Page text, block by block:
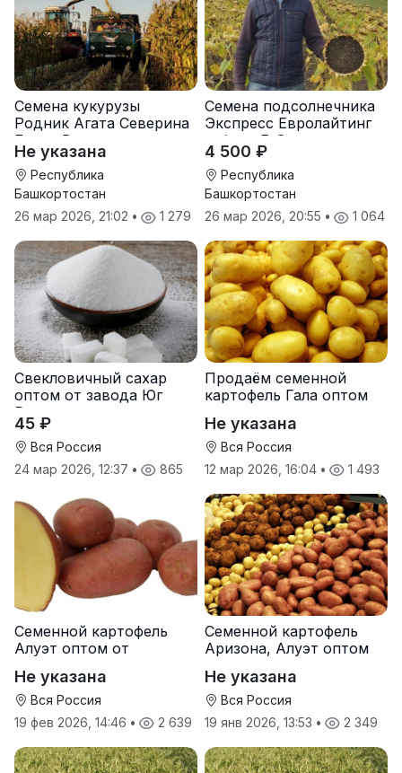
Семена кукурузы
Родник Агата Северина
Берта Вилора
Прохладненский Дарина
Росс Машук Катерина
Не указана
Республика
Башкортостан
26 мар 2026, 21:02 • 1 279
Семена подсолнечника
Экспресс Евролайтинг
гибрид F-G+
4 500 ₽
Республика
Башкортостан
26 мар 2026, 20:55 • 1 064
Свекловичный сахар
оптом от завода Юг
Руси
45 ₽
Вся Россия
24 мар 2026, 12:37 • 865
Продаём семенной
картофель Гала оптом
Не указана
Вся Россия
12 мар 2026, 16:04 • 1 493
Семенной картофель
Алуэт оптом от
Не указана
Вся Россия
19 фев 2026, 14:46 • 2 639
Семенной картофель
Аризона, Алуэт оптом
Не указана
Вся Россия
19 янв 2026, 13:53 • 2 349